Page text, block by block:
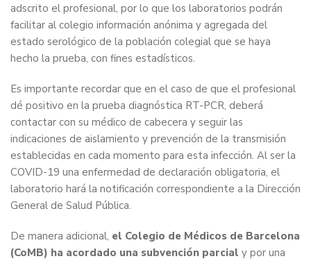
adscrito el profesional, por lo que los laboratorios podrán
facilitar al colegio información anónima y agregada del
estado serológico de la población colegial que se haya
hecho la prueba, con fines estadísticos.
Es importante recordar que en el caso de que el profesional
dé positivo en la prueba diagnóstica RT-PCR, deberá
contactar con su médico de cabecera y seguir las
indicaciones de aislamiento y prevención de la transmisión
establecidas en cada momento para esta infección. Al ser la
COVID-19 una enfermedad de declaración obligatoria, el
laboratorio hará la notificación correspondiente a la Dirección
General de Salud Pública.
De manera adicional, el Colegio de Médicos de Barcelona
(CoMB) ha acordado una subvención parcial y por una